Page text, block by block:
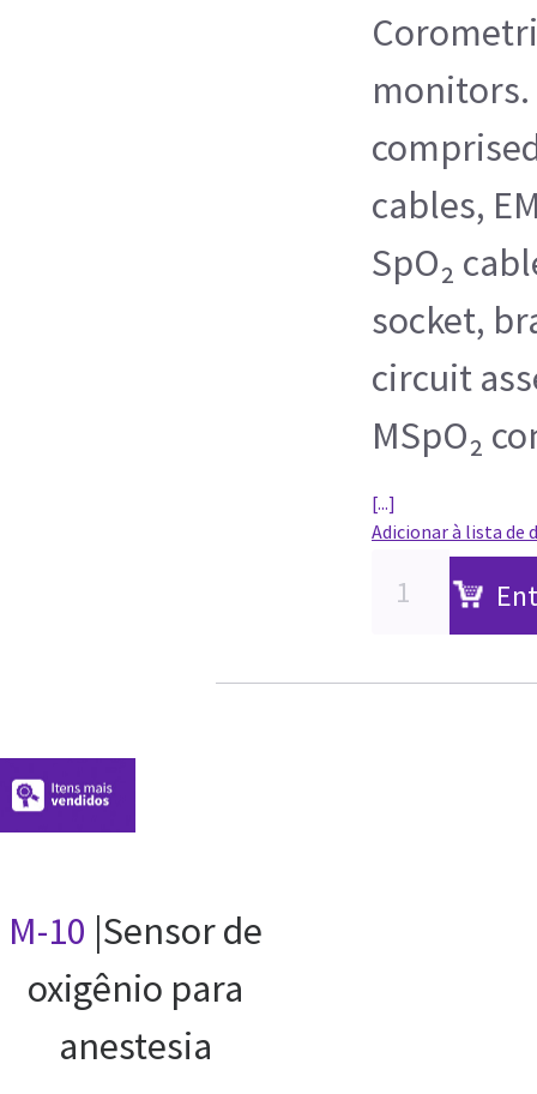
monitors.
cables,
SpO₂
socket,
circuit
MSpO₂
[...]
Adicionar à lista de
M-10 |Sensor de
oxigênio para
anestesia